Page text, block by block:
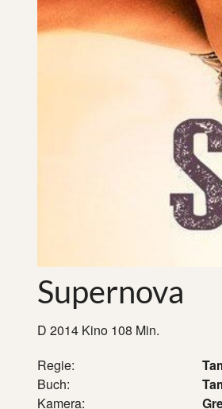
Supernova
D 2014 Kino 108 Min.
Regie:
Buch:
Kamera: